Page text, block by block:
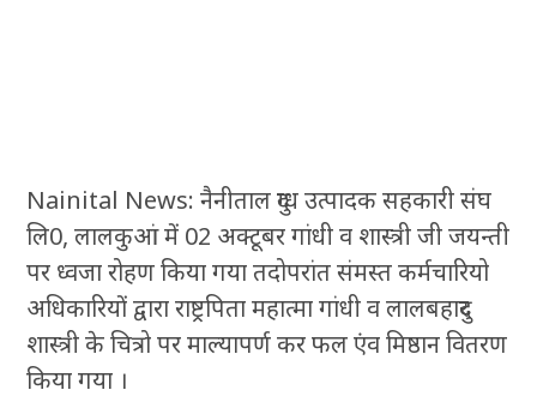
Nainital News: नैनीताल दुग्ध उत्पादक सहकारी संघ
लि0, लालकुआं में 02 अक्टूबर गांधी व शास्त्री जी जयन्ती
पर ध्वजा रोहण किया गया तदोपरांत संमस्त कर्मचारियो
अधिकारियों द्वारा राष्ट्रपिता महात्मा गांधी व लालबहादुर
शास्त्री के चित्रो पर माल्यापर्ण कर फल एंव मिष्ठान वितरण
किया गया ।